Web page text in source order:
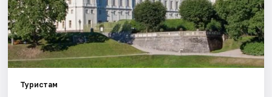
Экскурсии
Спорт
События
Туристам